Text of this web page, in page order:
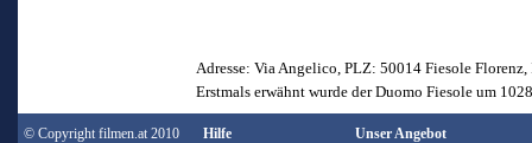
Adresse: Via Angelico, PLZ: 50014 Fiesole
Erstmals erwähnt wurde der Duomo Fiesole um
© Copyright filmen.at 2010
Hilfe
Unser Angebot